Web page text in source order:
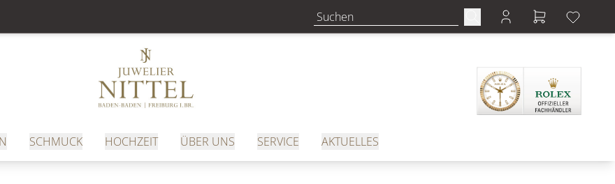
SCHMUCK HOCHZEIT ÜBER UNS SERVICE AKTUELLES